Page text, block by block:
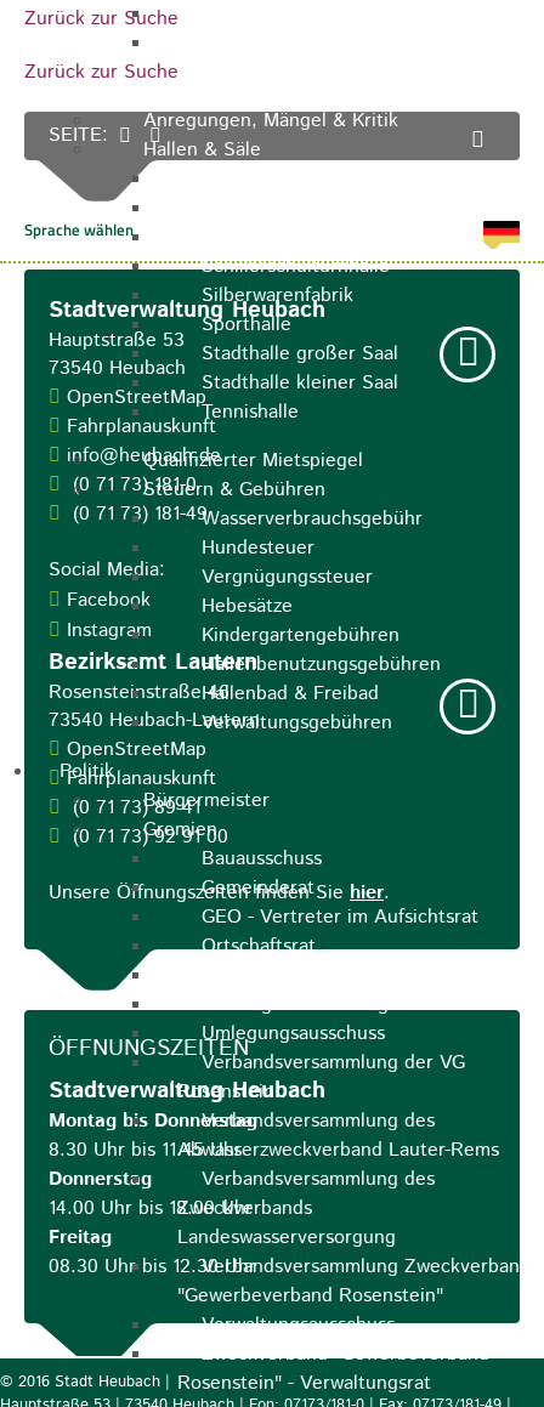
Anregungen, Mängel & Kritik
Hallen & Säle
Schillerschulturnhalle
Silberwarenfabrik
Sporthalle
Stadthalle großer Saal
Stadthalle kleiner Saal
Tennishalle
Qualifizierter Mietspiegel
Steuern & Gebühren
Wasserverbrauchsgebühr
Hundesteuer
Vergnügungssteuer
Hebesätze
Kindergartengebühren
Hallenbenutzungsgebühren
Hallenbad & Freibad
Verwaltungsgebühren
Politik
Bürgermeister
Gremien
Bauausschuss
Gemeinderat
GEO - Vertreter im Aufsichtsrat
Ortschaftsrat
Stiftungsrat "Stiftung Heubach"
Umlegungsausschuss
Verbandsversammlung der VG
Rosenstein
Verbandsversammlung des
Abwasserzweckverband Lauter-Rems
Verbandsversammlung des
Zweckverbands
Landeswasserversorgung
Verbandsversammlung Zweckverband
"Gewerbeverband Rosenstein"
Verwaltungsausschuss
Zweckverband "Gewerbeverband
Rosenstein" - Verwaltungsrat
Zurück zur Suche
Zurück zur Suche
SEITE:
Stadtverwaltung Heubach
Hauptstraße 53
73540 Heubach
OpenStreetMap
Fahrplanauskunft
info@heubach.de
(0 71 73) 181-0
(0 71 73) 181-49
Social Media:
Facebook
Instagram
Bezirksamt Lautern
Rosensteinstraße 46
73540 Heubach-Lautern
OpenStreetMap
Fahrplanauskunft
(0 71 73) 89 41
(0 71 73) 92 91 00
Unsere Öffnungszeiten finden Sie hier.
ÖFFNUNGSZEITEN
Stadtverwaltung Heubach
Montag bis Donnerstag
8.30 Uhr bis 11.45 Uhr
Donnerstag
14.00 Uhr bis 18.00 Uhr
Freitag
08.30 Uhr bis 12.30 Uhr
© 2016 Stadt Heubach |